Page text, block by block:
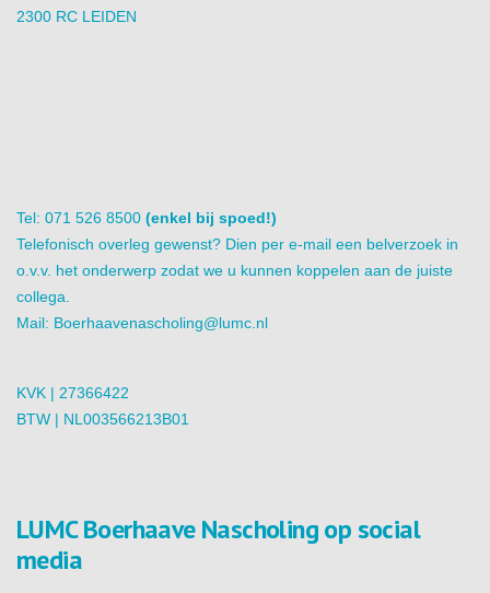
2300 RC LEIDEN
Tel: 071 526 8500 (enkel bij spoed!)
Telefonisch overleg gewenst? Dien per e-mail een belverzoek in
o.v.v. het onderwerp zodat we u kunnen koppelen aan de juiste
collega.
Mail: Boerhaavenascholing@lumc.nl
KVK | 27366422
BTW | NL003566213B01
LUMC Boerhaave Nascholing op social
media